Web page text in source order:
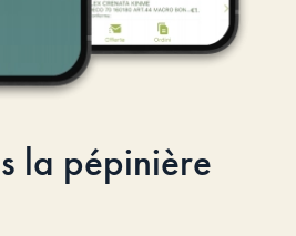
la pépinière